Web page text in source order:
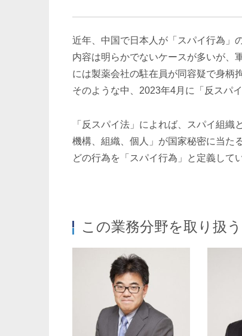
近年、中国で日本人が「スパイ行為」
内容は明らかでないケースが多いが、
には製薬会社の駐在員が同容疑で身柄
そのような中、2023年4月に「反スパ
「反スパイ法」によれば、スパイ組
機構、組織、個人」が国家秘密に当た
どの行為を「スパイ行為」と定義してい
この業務分野を取り扱